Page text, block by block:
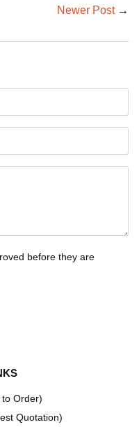
Newer Post→
before they are
Order)
Quotation)